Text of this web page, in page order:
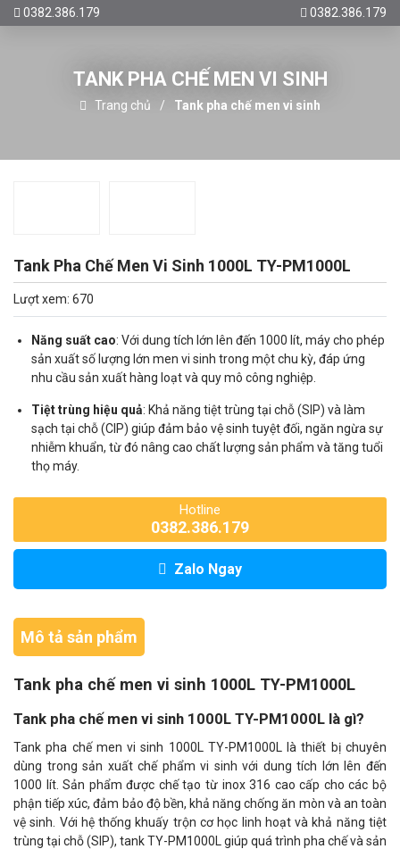
0382.386.179 0382.386.179
TANK PHA CHẾ MEN VI SINH
Trang chủ Tank pha chế men vi sinh
Tank Pha Chế Men Vi Sinh 1000L TY-PM1000L
Lượt xem: 670
Năng suất cao: Với dung tích lớn lên đến 1000 lít, máy cho phép
sản xuất số lượng lớn men vi sinh trong một chu kỳ, đáp ứng
nhu cầu sản xuất hàng loạt và quy mô công nghiệp.
Tiệt trùng hiệu quả: Khả năng tiệt trùng tại chỗ (SIP) và làm
sạch tại chỗ (CIP) giúp đảm bảo vệ sinh tuyệt đối, ngăn ngừa sự
nhiễm khuẩn, từ đó nâng cao chất lượng sản phẩm và tăng tuổi
thọ máy.
Hotline
0382.386.179
Zalo Ngay
Mô tả sản phẩm
Tank pha chế men vi sinh 1000L TY-PM1000L
Tank pha chế men vi sinh 1000L TY-PM1000L là gì?
Tank pha chế men vi sinh 1000L TY-PM1000L là thiết bị chuyên
dùng trong sản xuất chế phẩm vi sinh với dung tích lớn lên đến
1000 lít. Sản phẩm được chế tạo từ inox 316 cao cấp cho các bộ
phận tiếp xúc, đảm bảo độ bền, khả năng chống ăn mòn và an toàn
vệ sinh. Với hệ thống khuấy trộn cơ học linh hoạt và khả năng tiệt
trùng tại chỗ (SIP), tank TY-PM1000L giúp quá trình pha chế và sản